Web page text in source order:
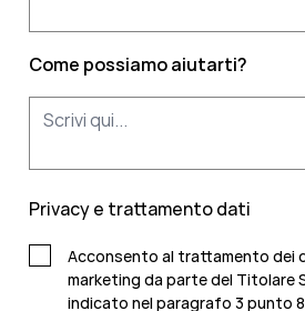
Come possiamo aiutarti?
Privacy e trattamento dati
Acconsento al trattamento dei
marketing da parte del Titolare
indicato nel paragrafo 3 punto